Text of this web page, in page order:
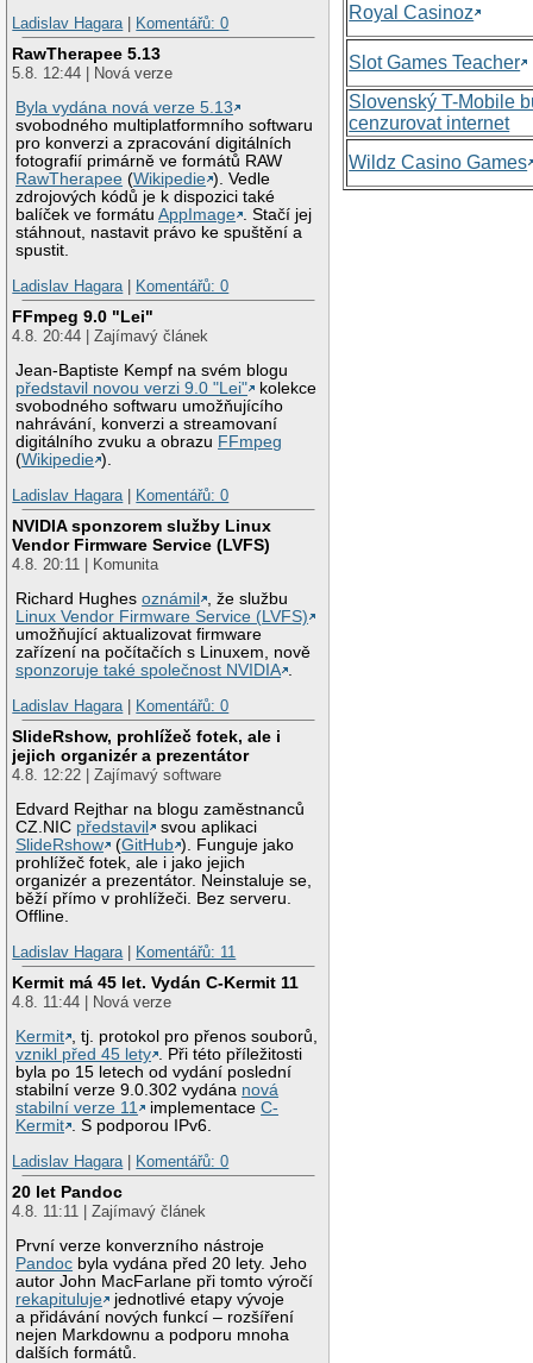
Ladislav Hagara
Komentářů: 0
RawTherapee 5.13
5.8. 12:44 | Nová verze
Byla vydána nová verze 5.13
svobodného multiplatformního softwaru
pro konverzi a zpracování digitálních
fotografií primárně ve formátů RAW
RawTherapee (Wikipedie ). Vedle
zdrojových kódů je k dispozici také
balíček ve formátuAppImage . Stačí jej
stáhnout, nastavit právo ke spuštění a
spustit.
Ladislav Hagara
Komentářů: 0
FFmpeg 9.0 "Lei"
4.8. 20:44 | Zajímavý článek
Jean-Baptiste Kempf na svém blogu
představil novou verzi 9.0 "Lei"
kolekce
svobodného softwaru umožňujícího
nahrávání, konverzi a streamovaní
digitálního zvuku a obrazu FFmpeg
(Wikipedie ).
Ladislav Hagara
Komentářů: 0
NVIDIA sponzorem služby Linux
Vendor Firmware Service (LVFS)
4.8. 20:11 | Komunita
Richard Hughesoznámil
, že službu
Linux Vendor Firmware Service (LVFS)
umožňující aktualizovat firmware
zařízení na počítačích s Linuxem, nově
sponzoruje také společnost NVIDIA .
Ladislav Hagara | Komentářů: 0
SlideRshow, prohlížeč fotek, ale i
jejich organizér a prezentátor
4.8. 12:22 | Zajímavý software
Edvard Rejthar na blogu zaměstnanců
CZ.NIC představil
svou aplikaci
SlideRshow
(GitHub ). Funguje jako
prohlížeč fotek, ale i jako jejich
organizér a prezentátor. Neinstaluje se,
běží přímo v prohlížeči. Bez serveru.
Offline.
Ladislav Hagara | Komentářů: 11
Kermit má 45 let. Vydán C-Kermit 11
4.8. 11:44 | Nová verze
Kermit , tj. protokol pro přenos souborů,
vznikl před 45 lety . Při této příležitosti
byla po 15 letech od vydání poslední
stabilní verze 9.0.302 vydána nová
stabilní verze 11
implementaceC-
Kermit . S podporou IPv6.
Ladislav Hagara | Komentářů: 0
20 let Pandoc
4.8. 11:11 | Zajímavý článek
První verze konverzního nástroje
Pandoc byla vydána před 20 lety. Jeho
autor John MacFarlane při tomto výročí
rekapituluje
jednotlivé etapy vývoje
a přidávání nových funkcí – rozšíření
nejen Markdownu a podporu mnoha
dalších formátů.
Royal Casinoz
Slot Games Teacher
Slovenský T-Mobile
cenzurovat internet
Wildz Casino Games